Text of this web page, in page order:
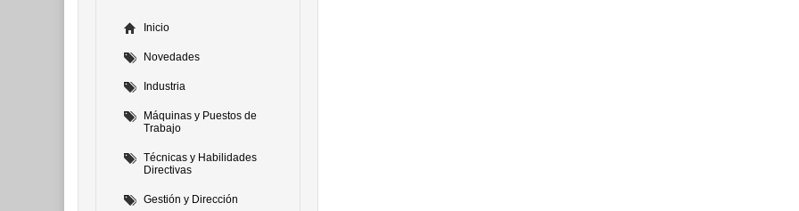
Inicio
Novedades
Industria
Máquinas y Puestos de
Trabajo
Técnicas y Habilidades
Directivas
Gestión y Dirección